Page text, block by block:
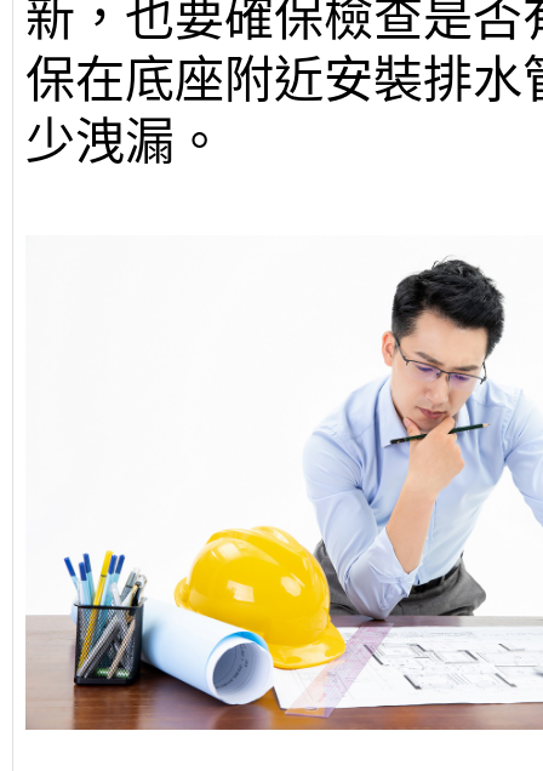
新，也要確保檢查是
保在底座附近安裝排
少洩漏。